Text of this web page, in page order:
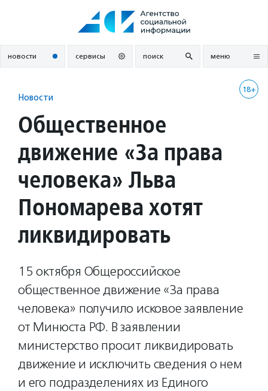
новости сервисы поиск меню
18+
Новости
Общественное
движение «За права
человека» Льва
Пономарева хотят
ликвидировать
15 октября Общероссийское
общественное движение «За права
человека» получило исковое заявление
от Минюста РФ. В заявлении
министерство просит ликвидировать
движение и исключить сведения о нем
и его подразделениях из Единого